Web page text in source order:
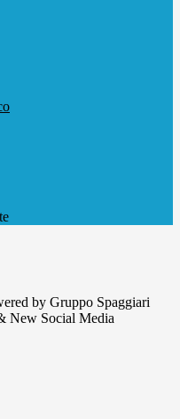
by Gruppo Spaggiari
New Social Media